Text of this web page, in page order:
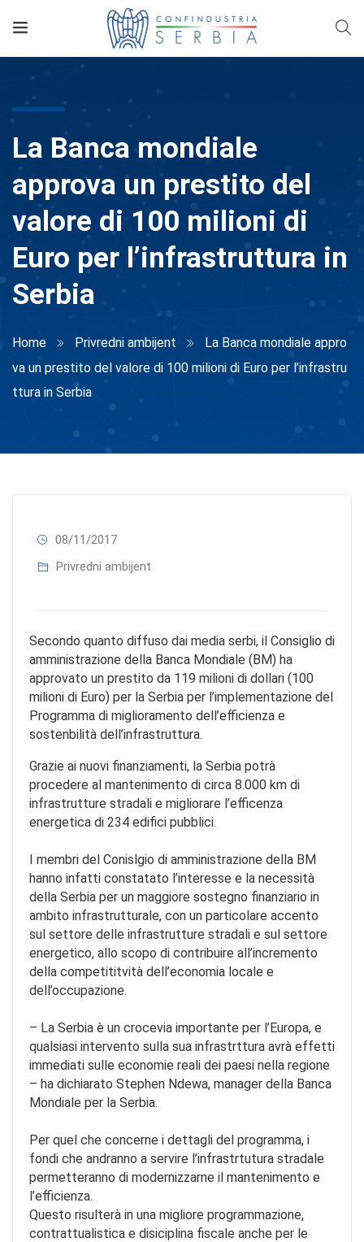
La Banca mondiale
approva un prestito del
valore di 100 milioni di
Euro per l’infrastruttura in
Serbia
Home Privredni ambijent
La Banca mondiale appro
va un prestito del valore di 100 milioni di Euro per l’infrastru
ttura in Serbia
08/11/2017
Privredni ambijent
Secondo quanto diffuso dai media serbi, il Consiglio di
amministrazione della Banca Mondiale (BM) ha
approvato un prestito da 119 milioni di dollari (100
milioni di Euro) per la Serbia per l’implementazione del
Programma di miglioramento dell’efficienza e
sostenbilità dell’infrastruttura.
Grazie ai nuovi finanziamenti, la Serbia potrà
procedere al mantenimento di circa 8.000 km di
infrastrutture stradali e migliorare l’efficenza
energetica di 234 edifici pubblici.
I membri del Conislgio di amministrazione della BM
hanno infatti constatato l’interesse e la necessità
della Serbia per un maggiore sostegno finanziario in
ambito infrastrutturale, con un particolare accento
sul settore delle infrastrutture stradali e sul settore
energetico, allo scopo di contribuire all’incremento
della competititvità dell’economia locale e
dell’occupazione.
– La Serbia è un crocevia importante per l’Europa, e
qualsiasi intervento sulla sua infrastrttura avrà effetti
immediati sulle economie reali dei paesi nella regione
– ha dichiarato Stephen Ndewa, manager della Banca
Mondiale per la Serbia.
Per quel che concerne i dettagli del programma, i
fondi che andranno a servire l’infrastrtutura stradale
permetteranno di modernizzarne il mantenimento e
l’efficienza.
Questo risulterà in una migliore programmazione,
contrattualistica e disiciplina fiscale anche per le